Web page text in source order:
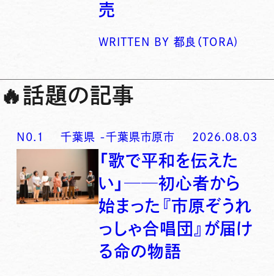
売
WRITTEN BY 都良（TORA)
🔥話題の記事
N0. 1 千葉県 -千葉県市原市 2026.08.03
「歌で平和を伝えた
い」──初心者から
始まった『市原ぞうれ
っしゃ合唱団』が届け
る命の物語